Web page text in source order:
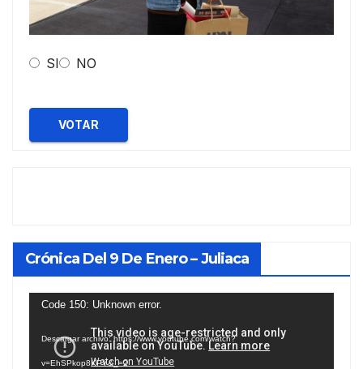
SI NO
VOTAR
Crónica Del 9 De Enero – Juliaca
Reproductor
vídeo
Code 150: Unknown error.
Descargar archivo: https://www.youtube.com/watch?
v=EhSPkop8KPY&_=2